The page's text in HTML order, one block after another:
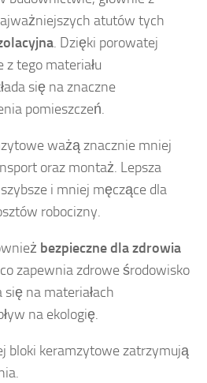
atutów tych
. Dzięki porowatej
tego materiału
się na znaczne
pomieszczeń.
ważą znacznie mniej
oraz montaż. Lepsza
i mniej męczące dla
robocizny.
bezpieczne dla zdrowia
zapewnia zdrowe środowisko
na materiałach
na ekologię.
bloki keramzytowe zatrzymują